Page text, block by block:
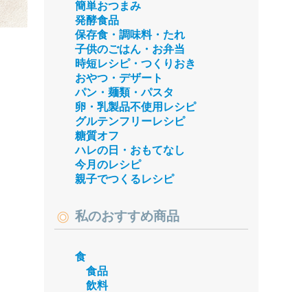
簡単おつまみ
発酵食品
保存食・調味料・たれ
子供のごはん・お弁当
時短レシピ・つくりおき
おやつ・デザート
パン・麺類・パスタ
卵・乳製品不使用レシピ
グルテンフリーレシピ
糖質オフ
ハレの日・おもてなし
今月のレシピ
親子でつくるレシピ
私のおすすめ商品
食
食品
飲料